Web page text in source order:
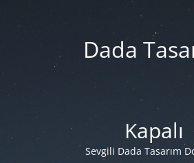
Dada
Kapalı
Sevgili Dada Tasarım